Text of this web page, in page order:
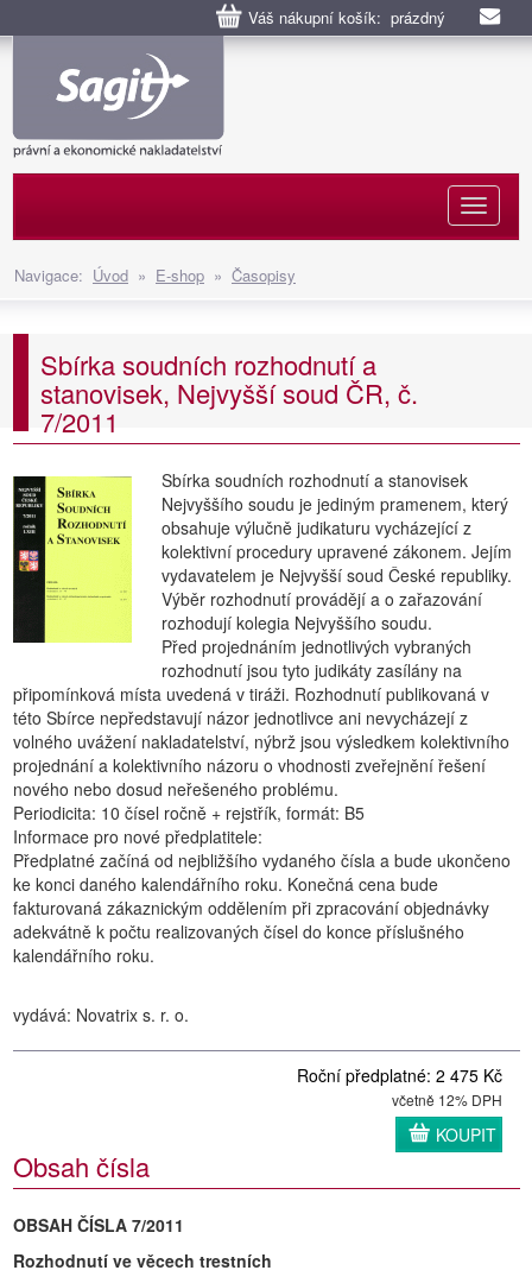
Váš nákupní košík: prázdný
Navigace: Úvod » E-shop » Časopisy
Sbírka soudních rozhodnutí a
stanovisek, Nejvyšší soud ČR, č.
7/2011
Sbírka soudních rozhodnutí a stanovisek
Nejvyššího soudu je jediným pramenem, který
obsahuje výlučně judikaturu vycházející z
kolektivní procedury upravené zákonem. Jejím
vydavatelem je Nejvyšší soud České republiky.
Výběr rozhodnutí provádějí a o zařazování
rozhodují kolegia Nejvyššího soudu.
Před projednáním jednotlivých vybraných
rozhodnutí jsou tyto judikáty zasílány na
připomínková místa uvedená v tiráži. Rozhodnutí publikovaná v
této Sbírce nepředstavují názor jednotlivce ani nevycházejí z
volného uvážení nakladatelství, nýbrž jsou výsledkem kolektivního
projednání a kolektivního názoru o vhodnosti zveřejnění řešení
nového nebo dosud neřešeného problému.
Periodicita: 10 čísel ročně + rejstřík, formát: B5
Informace pro nové předplatitele:
Předplatné začíná od nejbližšího vydaného čísla a bude ukončeno
ke konci daného kalendářního roku. Konečná cena bude
fakturovaná zákaznickým oddělením při zpracování objednávky
adekvátně k počtu realizovaných čísel do konce příslušného
kalendářního roku.
vydává: Novatrix s. r. o.
Roční předplatné: 2 475 Kč
včetně 12% DPH
KOUPIT
Obsah čísla
OBSAH ČÍSLA 7/2011
Rozhodnutí ve věcech trestních